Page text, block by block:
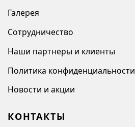
Галерея
Сотрудничество
Наши партнеры и клиенты
Политика конфиденциальности
Новости и акции
КОНТАКТЫ